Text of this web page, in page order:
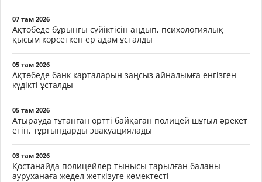
07 там 2026
Ақтөбеде бұрынғы сүйіктісін аңдып, психологиялық
қысым көрсеткен ер адам ұсталды
05 там 2026
Ақтөбеде банк карталарын заңсыз айналымға енгізген
күдікті ұсталды
05 там 2026
Атырауда тұтанған өртті байқаған полицей шұғыл әрекет
етіп, тұрғындарды эвакуациялады
03 там 2026
Қостанайда полицейлер тынысы тарылған баланы
ауруханаға жедел жеткізуге көмектесті